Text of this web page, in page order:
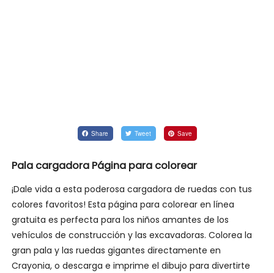
Share Tweet Save
Pala cargadora Página para colorear
¡Dale vida a esta poderosa cargadora de ruedas con tus
colores favoritos! Esta página para colorear en línea
gratuita es perfecta para los niños amantes de los
vehículos de construcción y las excavadoras. Colorea la
gran pala y las ruedas gigantes directamente en
Crayonia, o descarga e imprime el dibujo para divertirte